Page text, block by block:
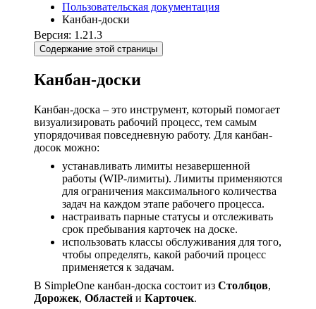
Пользовательская документация
Канбан-доски
Версия: 1.21.3
Содержание этой страницы
Канбан-доски
Канбан-доска – это инструмент, который помогает
визуализировать рабочий процесс, тем самым
упорядочивая повседневную работу. Для канбан-
досок можно:
устанавливать лимиты незавершенной
работы (WIP-лимиты). Лимиты применяются
для ограничения максимального количества
задач на каждом этапе рабочего процесса.
настраивать парные статусы и отслеживать
срок пребывания карточек на доске.
использовать классы обслуживания для того,
чтобы определять, какой рабочий процесс
применяется к задачам.
В SimpleOne канбан-доска состоит из Столбцов,
Дорожек, Областей и Карточек.